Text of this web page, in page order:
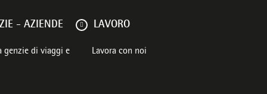
- AZIENDE
genzie di viaggi e
LAVORO
Lavora con noi